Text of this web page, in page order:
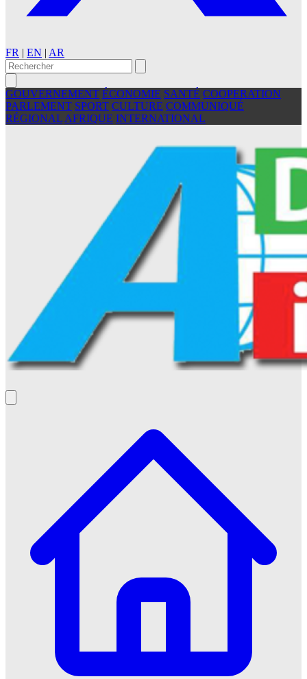
FR | EN | AR
GOUVERNEMENT ÉCONOMIE SANTÉ COOPERATION
PARLEMENT SPORT CULTURE COMMUNIQUÉ
RÉGIONAL AFRIQUE INTERNATIONAL